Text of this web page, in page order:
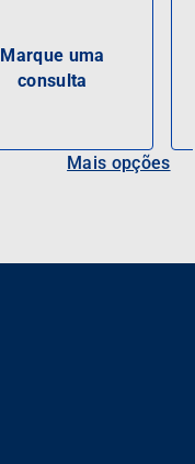
Marque uma
consulta
Mais opções